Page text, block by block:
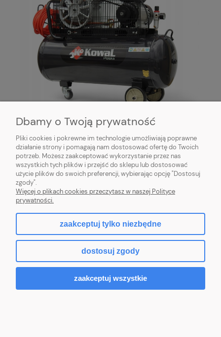
Dbamy o Twoją prywatność
Pliki cookies i pokrewne im technologie umożliwiają poprawne
działanie strony i pomagają nam dostosować ofertę do Twoich
potrzeb. Możesz zaakceptować wykorzystanie przez nas
wszystkich tych plików i przejść do sklepu lub dostosować
użycie plików do swoich preferencji, wybierając opcję "Dostosuj
zgody".
Więcej o plikach cookies przeczytasz w naszej Polityce
prywatności.
zaakceptuj tylko niezbędne
dostosuj zgody
zaakceptuj wszystkie